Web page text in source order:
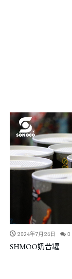
2024年7月26日 0
SHMOO奶昔罐